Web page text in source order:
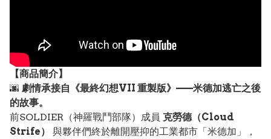
【商品簡介】
🌆 劇情承接自《最終幻想VII 重製版》——米德加逃亡之後
的故事。
前SOLDIER（神羅戰鬥部隊）成員 克勞德（Cloud
Strife）
與夥伴們終於離開壓抑的工業都市「米德加」，